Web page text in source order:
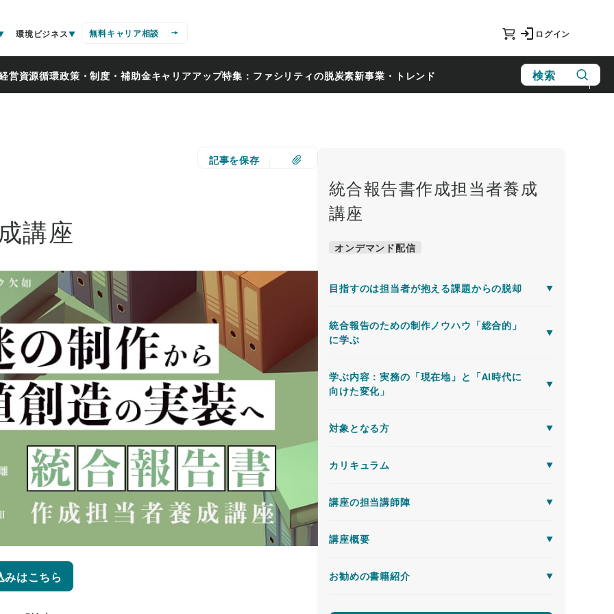
環境ビジネス 無料キャリア相談 ログイン
営資源循環政策・制度・補助金キャリアアップ特集：ファシリティの脱炭素新事業・トレンド 検索
記事を保存
講座
みはこちら
統合報告書作成担当者養成
講座
オンデマンド配信
目指すのは担当者が抱える課題からの脱却
統合報告のための制作ノウハウ「総合的」
に学ぶ
学ぶ内容：実務の「現在地」と「AI時代に
向けた変化」
対象となる方
カリキュラム
講座の担当講師陣
講座概要
お勧めの書籍紹介